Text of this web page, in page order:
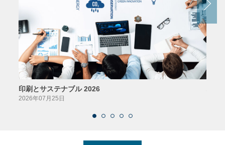
印刷とサステナブル 2026
2026年07月25日